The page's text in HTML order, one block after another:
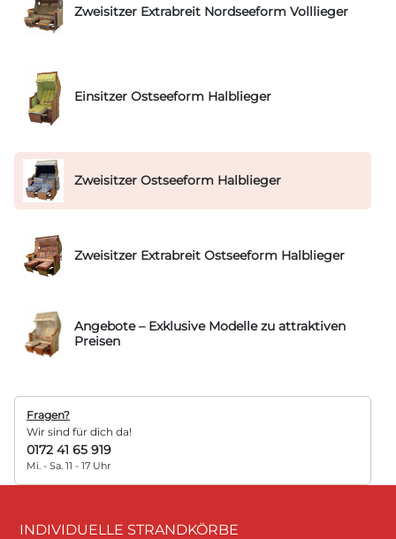
Zweisitzer Extrabreit Nordseeform Volllieger
Einsitzer Ostseeform Halblieger
Zweisitzer Ostseeform Halblieger
Zweisitzer Extrabreit Ostseeform Halblieger
Angebote – Exklusive Modelle zu attraktiven
Preisen
Fragen?
Wir sind für dich da!
0172 41 65 919
Mi. - Sa. 11 - 17 Uhr
INDIVIDUELLE STRANDKÖRBE